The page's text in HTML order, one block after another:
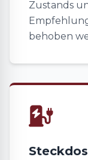
Zustands
behoben